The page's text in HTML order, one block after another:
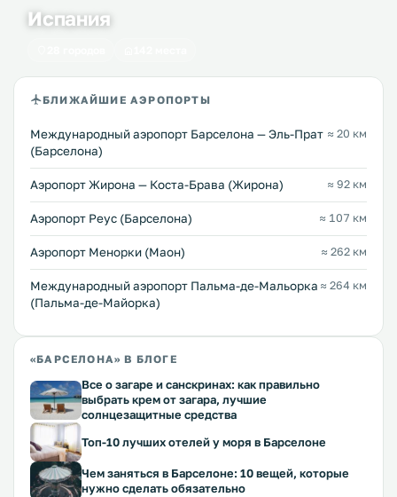
Испания
БЛИЖАЙШИЕ АЭРОПОРТЫ
Международный аэропорт Барселона — Эль-Прат
(Барселона)
≈ 20 км
Аэропорт Жирона — Коста-Брава (Жирона) ≈ 92 км
Аэропорт Реус (Барселона) ≈ 107 км
Аэропорт Менорки (Маон) ≈ 262 км
Международный аэропорт Пальма-де-Мальорка
(Пальма-де-Майорка)
≈ 264 км
«БАРСЕЛОНА» В БЛОГЕ
Все о загаре и санскринах: как правильно
выбрать крем от загара, лучшие
солнцезащитные средства
Топ-10 лучших отелей у моря в Барселоне
Чем заняться в Барселоне: 10 вещей, которые
нужно сделать обязательно